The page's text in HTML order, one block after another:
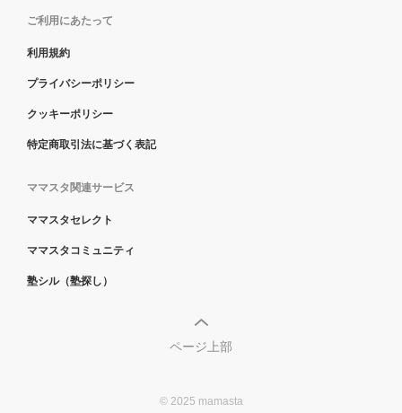
ご利用にあたって
利用規約
プライバシーポリシー
クッキーポリシー
特定商取引法に基づく表記
ママスタ関連サービス
ママスタセレクト
ママスタコミュニティ
塾シル（塾探し）
ページ上部
© 2025 mamasta